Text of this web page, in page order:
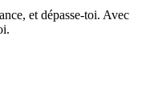
et dépasse-toi. Avec